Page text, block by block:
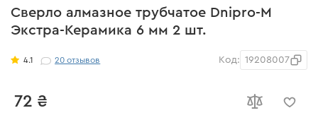
Сверло алмазное трубчатое Dnipro-M
Экстра-Керамика 6 мм 2 шт.
4.1 20отзывов Код: 19208007
72 ₴